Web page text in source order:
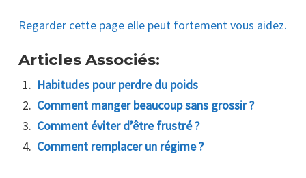
Regarder cette page elle peut fortement vous aidez.
Articles Associés:
Habitudes pour perdre du poids
Comment manger beaucoup sans grossir ?
Comment éviter d’être frustré ?
Comment remplacer un régime ?